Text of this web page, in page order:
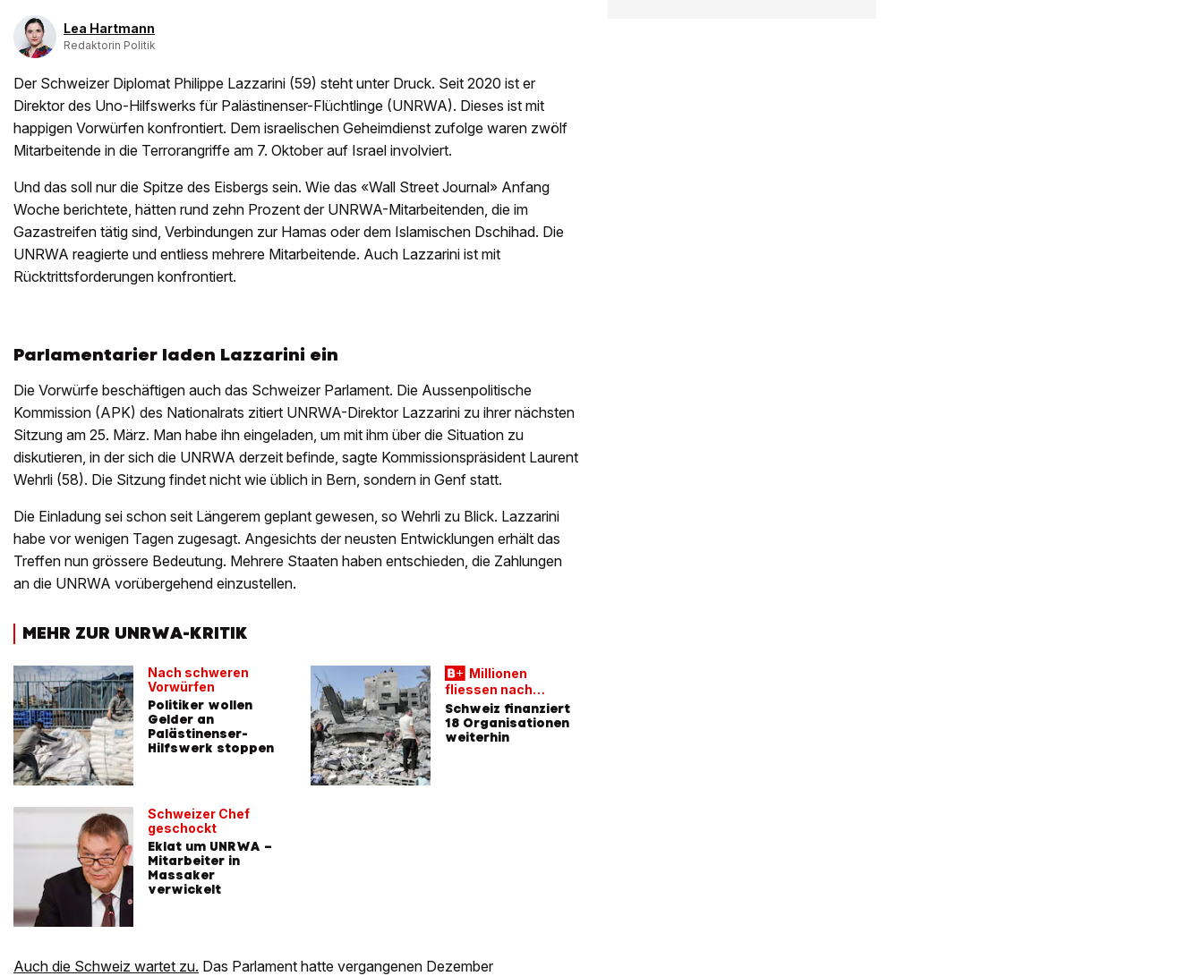
Lea Hartmann
Redaktorin Politik
Der Schweizer Diplomat Philippe Lazzarini (59) steht unter Druck. Seit 2020 ist er
Direktor des Uno-Hilfswerks für Palästinenser-Flüchtlinge (UNRWA). Dieses ist mit
happigen Vorwürfen konfrontiert. Dem israelischen Geheimdienst zufolge waren zwölf
Mitarbeitende in die Terrorangriffe am 7. Oktober auf Israel involviert.
Und das soll nur die Spitze des Eisbergs sein. Wie das «Wall Street Journal» Anfang
Woche berichtete, hätten rund zehn Prozent der UNRWA-Mitarbeitenden, die im
Gazastreifen tätig sind, Verbindungen zur Hamas oder dem Islamischen Dschihad. Die
UNRWA reagierte und entliess mehrere Mitarbeitende. Auch Lazzarini ist mit
Rücktrittsforderungen konfrontiert.
Parlamentarier laden Lazzarini ein
Die Vorwürfe beschäftigen auch das Schweizer Parlament. Die Aussenpolitische
Kommission (APK) des Nationalrats zitiert UNRWA-Direktor Lazzarini zu ihrer nächsten
Sitzung am 25. März. Man habe ihn eingeladen, um mit ihm über die Situation zu
diskutieren, in der sich die UNRWA derzeit befinde, sagte Kommissionspräsident Laurent
Wehrli (58). Die Sitzung findet nicht wie üblich in Bern, sondern in Genf statt.
Die Einladung sei schon seit Längerem geplant gewesen, so Wehrli zu Blick. Lazzarini
habe vor wenigen Tagen zugesagt. Angesichts der neusten Entwicklungen erhält das
Treffen nun grössere Bedeutung. Mehrere Staaten haben entschieden, die Zahlungen
an die UNRWA vorübergehend einzustellen.
MEHR ZUR UNRWA-KRITIK
Nach schweren
Vorwürfen
Politiker wollen
Gelder an
Palästinenser-
Hilfswerk stoppen
Schweizer Chef
geschockt
Eklat um UNRWA –
Mitarbeiter in
Massaker
verwickelt
Millionen
fliessen nach
Nahost
Schweiz finanziert
18 Organisationen
weiterhin
Auch die Schweiz wartet zu. Das Parlament hatte vergangenen Dezember